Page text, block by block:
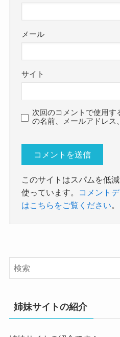
メール
サイト
次回のコメントで使用す
の名前、メールアドレス
このサイトはスパムを低
使っています。
コメント
はこちらをご覧ください。
姉妹サイトの紹介